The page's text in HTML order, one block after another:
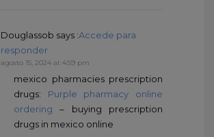
Douglassob says :Accede para
responder
agosto 15, 2024 at 4:59 pm
mexico pharmacies prescription
drugs: Purple pharmacy online
ordering – buying prescription
drugs in mexico online